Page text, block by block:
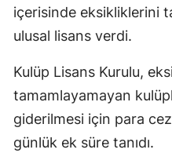
içerisinde eksikliklerini
ulusal lisans verdi.
Kulüp Lisans Kurulu,
tamamlayamayan
giderilmesi için para
günlük ek süre tanıdı.